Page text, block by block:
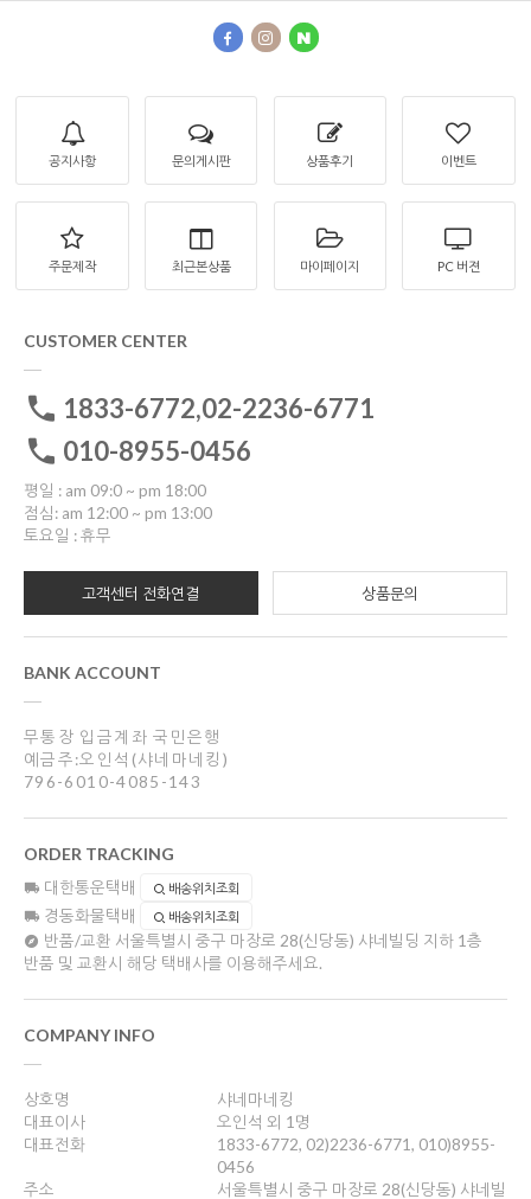
공지사항 문의게시판 상품후기 이벤트
주문제작 최근본상품 마이페이지 PC 버젼
CUSTOMER CENTER
1833-6772,02-2236-6771
010-8955-0456
평일 : am 09:0 ~ pm 18:00
점심: am 12:00 ~ pm 13:00
토요일 : 휴무
고객센터 전화연결 상품문의
BANK ACCOUNT
무통장 입금계좌 국민은행
예금주:오인석(샤네마네킹)
796-6010-4085-143
ORDER TRACKING
대한통운택배 배송위치조회
경동화물택배 배송위치조회
반품/교환 서울특별시 중구 마장로 28(신당동) 샤네빌딩 지하 1층
반품 및 교환시 해당 택배사를 이용해주세요.
COMPANY INFO
상호명
샤네마네킹
대표이사
오인석 외 1명
대표전화
1833-6772, 02)2236-6771, 010)8955-
0456
주소
서울특별시 중구 마장로 28(신당동) 샤네빌